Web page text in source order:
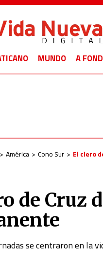
MUNDO A
América Cono Sur El clero
de Cruz
se centraron en la